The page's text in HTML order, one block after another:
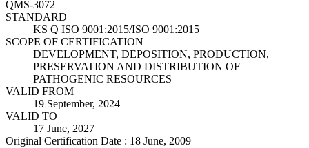
QMS-3072
STANDARD
KS Q ISO 9001:2015/ISO 9001:2015
SCOPE OF CERTIFICATION
DEVELOPMENT, DEPOSITION, PRODUCTION,
PRESERVATION AND DISTRIBUTION OF
PATHOGENIC RESOURCES
VALID FROM
19 September, 2024
VALID TO
17 June, 2027
Original Certification Date : 18 June, 2009